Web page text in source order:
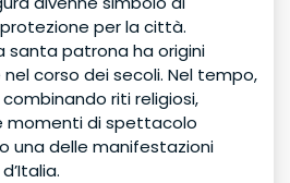
per la città.
santa patrona ha origini
corso dei secoli. Nel tempo,
riti religiosi,
momenti di spettacolo
una delle manifestazioni